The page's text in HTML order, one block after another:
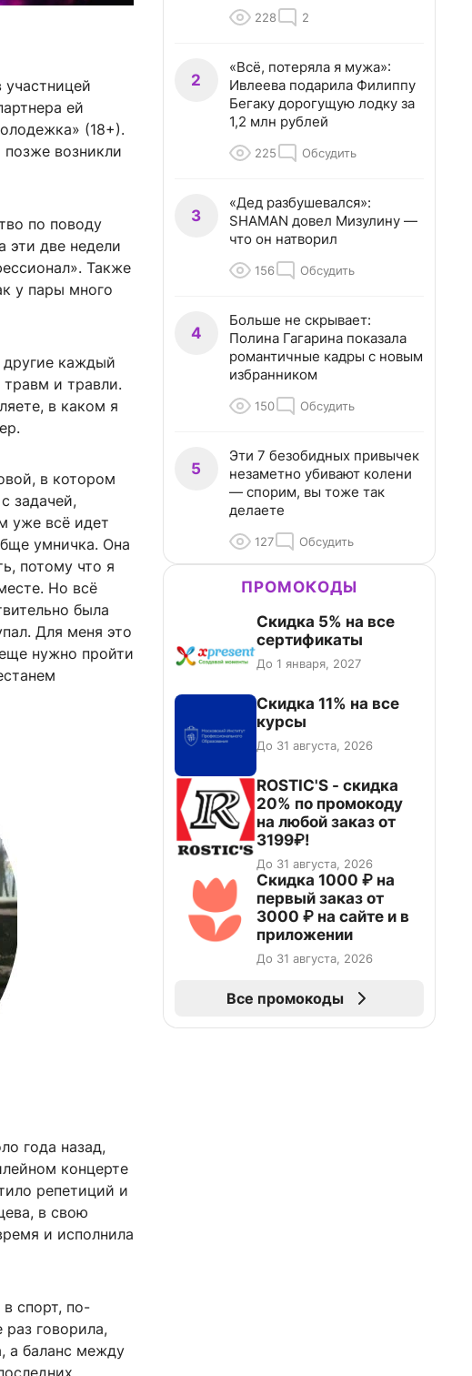
участницей
ей
(18+).
возникли
по поводу
эти две недели
Также
у пары много
каждый
травм и травли.
в каком я
в котором
задачей,
уже всё идет
умничка. Она
потому что я
Но всё
была
Для меня это
нужно пройти
года назад,
концерте
репетиций и
в свою
и исполнила
спорт, по-
говорила,
а баланс между
228 2
2
«Всё, потеряла я мужа»:
Ивлеева подарила Филиппу
Бегаку дорогущую лодку за
1,2 млн рублей
225 Обсудить
3
«Дед разбушевался»:
SHAMAN довел Мизулину —
что он натворил
156 Обсудить
4
Больше не скрывает:
Полина Гагарина показала
романтичные кадры с новым
избранником
150 Обсудить
5
Эти 7 безобидных привычек
незаметно убивают колени
— спорим, вы тоже так
делаете
127 Обсудить
ПРОМОКОДЫ
Скидка 5% на все
сертификаты
До 1 января, 2027
Скидка 11% на все
курсы
До 31 августа, 2026
ROSTIC'S - скидка
20% по промокоду
на любой заказ от
3199₽!
До 31 августа, 2026
Скидка 1000 ₽ на
первый заказ от
3000 ₽ на сайте и в
приложении
До 31 августа, 2026
Все промокоды